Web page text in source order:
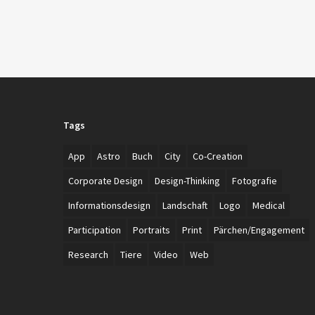
Tags
App Astro Buch City
Co-Creation
Corporate Design
Design-Thinking
Fotografie
Informationsdesign
Landschaft Logo
Medical
Participation
Portraits Print
Pärchen/Engagement
Research
Tiere Video Web